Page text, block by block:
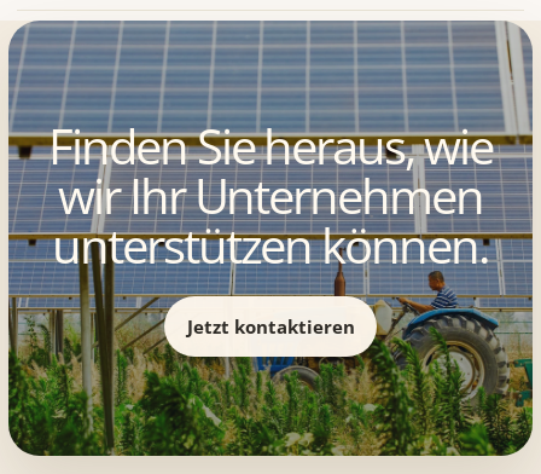
Finden Sie heraus, wie
wir Ihr Unternehmen
unterstützen können.
Jetzt kontaktieren